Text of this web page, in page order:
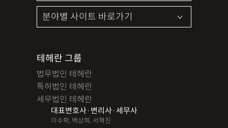
테헤란 그룹
법무법인 테헤란
특허법인 테헤란
세무법인 테헤란
대표변호사·변리사·세무사
이수학, 백상희, 서혁진